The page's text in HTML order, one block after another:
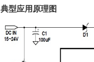
典型应用原理图